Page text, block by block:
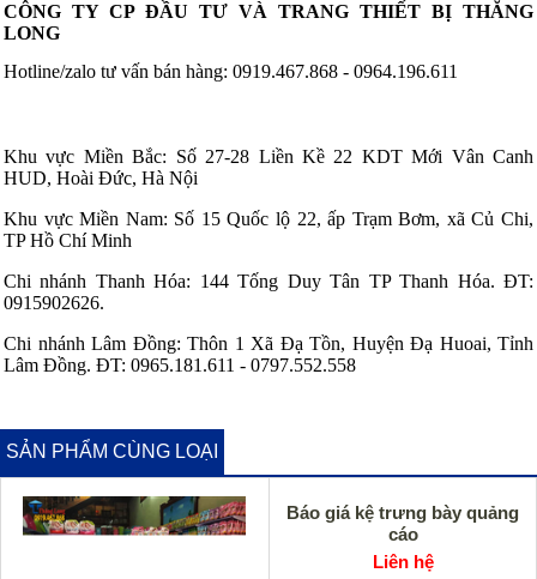
CÔNG TY CP ĐẦU TƯ VÀ TRANG THIẾT BỊ THĂNG
LONG
Hotline/zalo tư vấn bán hàng: 0919.467.868 - 0964.196.611
Khu vực Miền Bắc: Số 27-28 Liền Kề 22 KDT Mới Vân Canh
HUD, Hoài Đức, Hà Nội
Khu vực Miền Nam: Số 15 Quốc lộ 22, ấp Trạm Bơm, xã Củ Chi,
TP Hồ Chí Minh
Chi nhánh Thanh Hóa: 144 Tống Duy Tân TP Thanh Hóa. ĐT:
0915902626.
Chi nhánh Lâm Đồng: Thôn 1 Xã Đạ Tồn, Huyện Đạ Huoai, Tỉnh
Lâm Đồng. ĐT: 0965.181.611 - 0797.552.558
SẢN PHẨM CÙNG LOẠI
Báo giá kệ trưng bày quảng
cáo
Liên hệ